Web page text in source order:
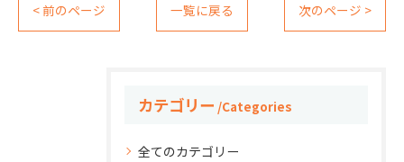
< 前のページ 一覧に戻る 次のページ >
カテゴリー Categories
全てのカテゴリー